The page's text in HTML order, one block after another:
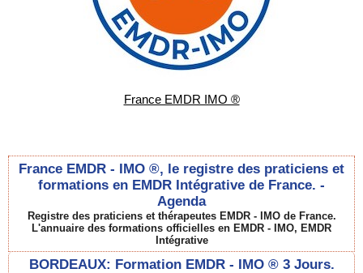
France EMDR IMO ®
France EMDR - IMO ®, le registre des praticiens et
formations en EMDR Intégrative de France. -
Agenda
Registre des praticiens et thérapeutes EMDR - IMO de France.
L'annuaire des formations officielles en EMDR - IMO, EMDR
Intégrative
BORDEAUX: Formation EMDR - IMO ® 3 Jours.